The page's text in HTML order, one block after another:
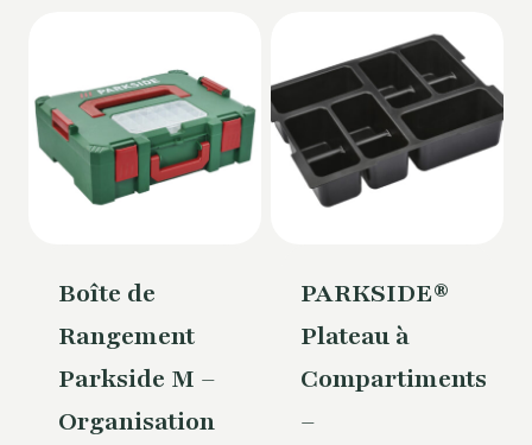
Boîte de
Rangement
Parkside M –
Organisation
PARKSIDE®
Plateau à
Compartiments
–